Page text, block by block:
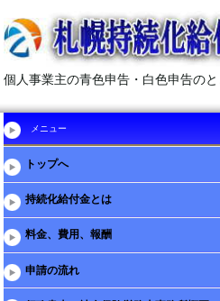
個人事業主の青色申告・白色申告の
メニュー
トップへ
持続化給付金とは
料金、費用、報酬
申請の流れ